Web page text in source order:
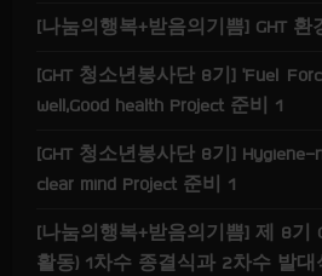
[나눔의행복+받음의기쁨] GHT
[GHT 청소년봉사단 8기] ‘Fuel
well,Good health Project 준비 1
[GHT 청소년봉사단 8기] Hygiene-
clear mind Project 준비 1
[나눔의행복+받음의기쁨] 제 8기
활동) 1차수 종결식과 2차수 발